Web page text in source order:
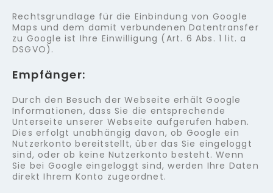
Rechtsgrundlage für die Einbindung von Google
Maps und dem damit verbundenen Datentransfer
zu Google ist Ihre Einwilligung (Art. 6 Abs. 1 lit. a
DSGVO).
Empfänger:
Durch den Besuch der Webseite erhält Google
Informationen, dass Sie die entsprechende
Unterseite unserer Webseite aufgerufen haben.
Dies erfolgt unabhängig davon, ob Google ein
Nutzerkonto bereitstellt, über das Sie eingeloggt
sind, oder ob keine Nutzerkonto besteht. Wenn
Sie bei Google eingeloggt sind, werden Ihre Daten
direkt Ihrem Konto zugeordnet.